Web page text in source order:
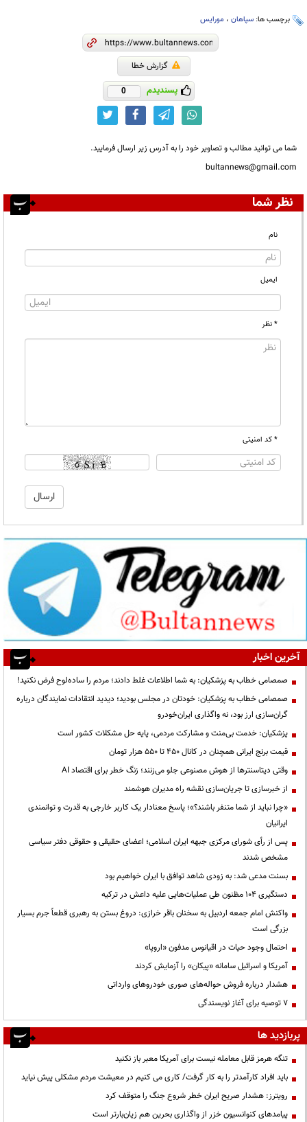
برچسب ها: سپاهان ، مورایس
گزارش خطا
پسندیدم 0
شما می توانید مطالب و تصاویر خود را به آدرس زیر ارسال فرمایید.
bultannews@gmail.com
نظر شما
نام
ایمیل
* نظر
* کد امنیتی
آخرین اخبار
صمصامی خطاب به پزشکیان: به شما اطلاعات غلط دادند؛ مردم را ساده‌لوح فرض نکنید!
صمصامی خطاب به پزشکیان: خودتان در مجلس بودید؛ دیدید انتقادات نمایندگان درباره
گران‌سازی ارز بود، نه واگذاری ایران‌خودرو
پزشکیان: خدمت بی‌منت و مشارکت مردمی، پایه حل مشکلات کشور است
قیمت‌ برنج ایرانی همچنان در کانال ۴۵۰ تا ۵۵۰ هزار تومان
وقتی دیتاسنترها از هوش مصنوعی جلو می‌زنند؛ زنگ خطر برای اقتصاد AI
از خبرسازی تا جریان‌سازی نقشه راه مدیران هوشمند
«چرا نباید از شما متنفر باشند؟»؛ پاسخ معنادار یک کاربر خارجی به قدرت و توانمندی
ایرانیان
پس از رأی شورای مرکزی جبهه ایران اسلامی؛ اعضای حقیقی و حقوقی دفتر سیاسی
مشخص شدند
بسنت مدعی شد: به زودی شاهد توافق با ایران خواهیم بود
دستگیری ۱۰۴ مظنون طی عملیات‌هایی علیه داعش در ترکیه
واکنش امام جمعه اردبیل به سخنان باقر خرازی: دروغ بستن به رهبری قطعاً جرم بسیار
بزرگی است
احتمال وجود حیات در اقیانوس مدفون «اروپا»
آمریکا و اسرائیل سامانه «پیکان» را آزمایش کردند
هشدار درباره فروش حواله‌های صوری خودروهای وارداتی
۷ توصیه برای آغاز نویسندگی
پربازدید ها
تنگه هرمز قابل معامله نیست برای آمریکا معبر باز نکنید
باید افراد کارآمدتر را به کار گرفت/ کاری می کنیم در معیشت مردم مشکلی پیش نیاید
رویترز: هشدار صریح ایران خطر شروع جنگ را متوقف کرد
پیامدهای کنوانسیون خزر از واگذاری بحرین هم زیان‌بارتر است